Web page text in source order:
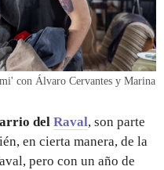
con Álvaro Cervantes y Marina
del Raval, son parte
en cierta manera, de la
pero con un año de